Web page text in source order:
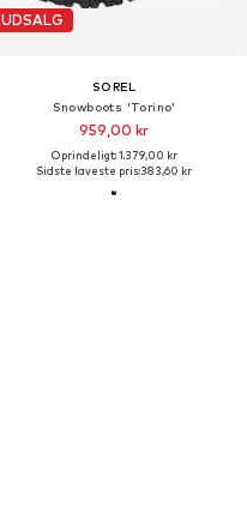
UDSALG
SOREL
Snowboots 'Torino'
959,00 kr
Oprindeligt: 1.379,00 kr
Sidste laveste pris:383,60 kr